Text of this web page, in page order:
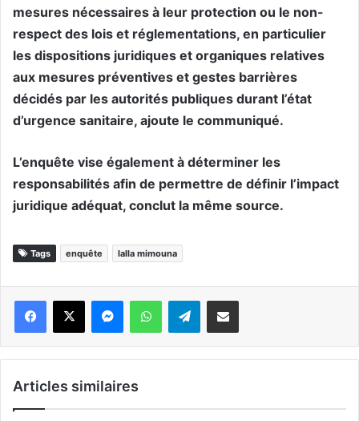
mesures nécessaires à leur protection ou le non-
respect des lois et réglementations, en particulier
les dispositions juridiques et organiques relatives
aux mesures préventives et gestes barrières
décidés par les autorités publiques durant l’état
d’urgence sanitaire, ajoute le communiqué.
L’enquête vise également à déterminer les
responsabilités afin de permettre de définir l’impact
juridique adéquat, conclut la même source.
Tags enquête lalla mimouna
WhatsApp Telegram
Articles similaires